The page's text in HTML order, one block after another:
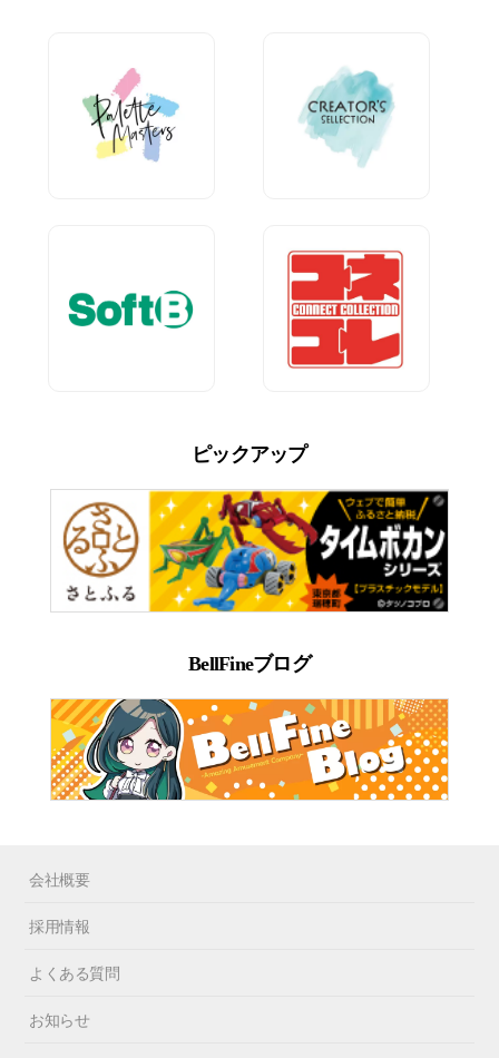
ピックアップ
BellFineブログ
会社概要
採用情報
よくある質問
お知らせ